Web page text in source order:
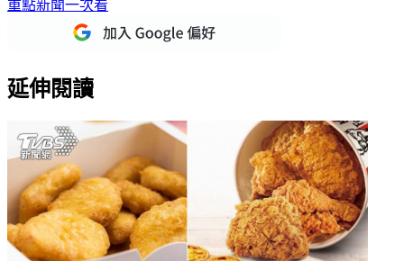
重點新聞一次看
延伸閱讀